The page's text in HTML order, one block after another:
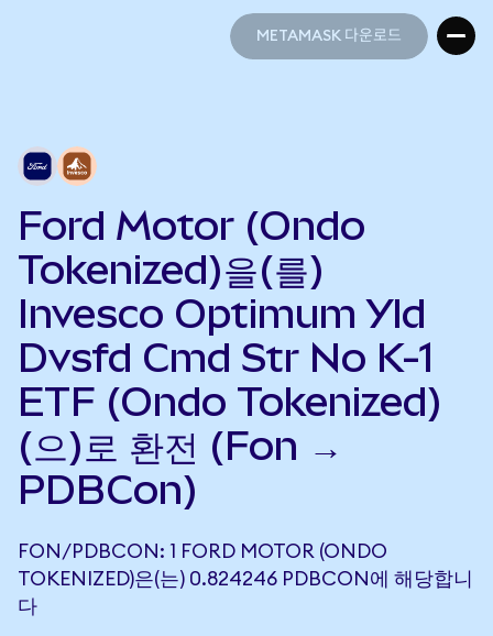
METAMASK 다운로드
Ford Motor (Ondo
Tokenized)을(를)
Invesco Optimum Yld
Dvsfd Cmd Str No K-1
ETF (Ondo Tokenized)
(으)로 환전 (Fon →
PDBCon)
FON/PDBCON: 1 FORD MOTOR (ONDO
TOKENIZED)은(는) 0.824246 PDBCON에 해당합니
다